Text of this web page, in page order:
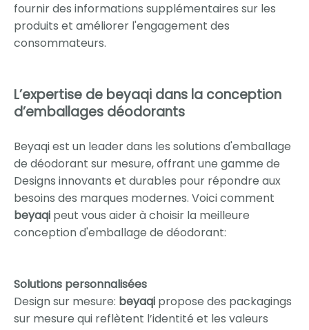
fournir des informations supplémentaires sur les
produits et améliorer l'engagement des
consommateurs.
L’expertise de beyaqi dans la conception
d’emballages déodorants
Beyaqi est un leader dans les solutions d'emballage
de déodorant sur mesure, offrant une gamme de
Designs innovants et durables pour répondre aux
besoins des marques modernes. Voici comment
beyaqi peut vous aider à choisir la meilleure
conception d'emballage de déodorant:
Solutions personnalisées
Design sur mesure: beyaqi propose des packagings
sur mesure qui reflètent l’identité et les valeurs